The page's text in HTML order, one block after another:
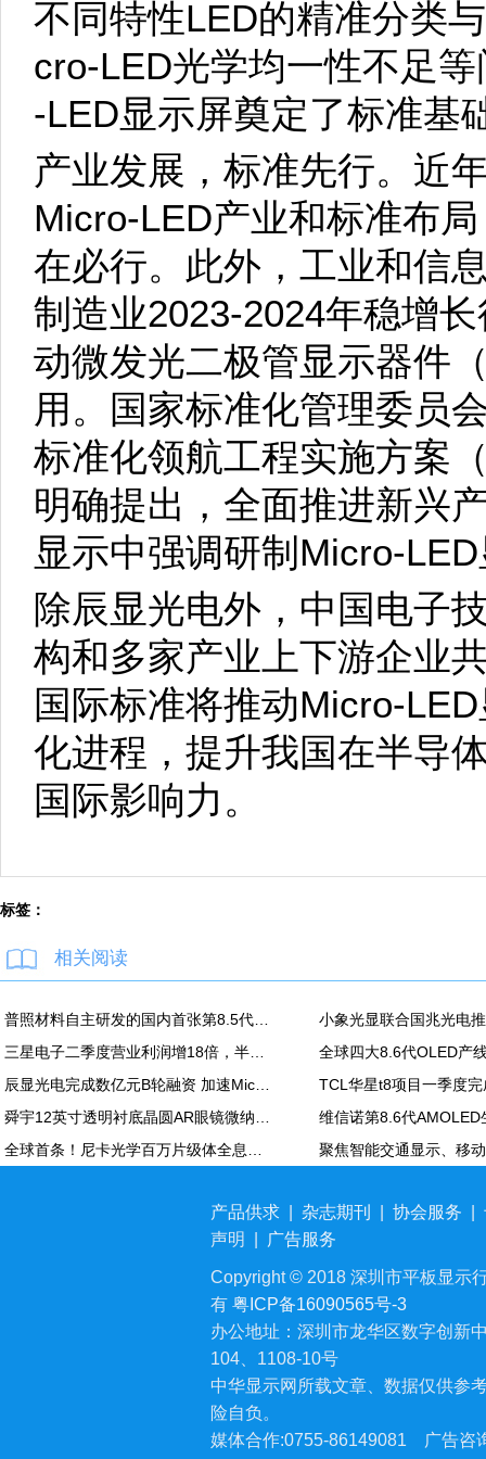
不同特性LED的精准分类
cro-LED光学均一性不足
-LED显示屏奠定了标准基
产业发展，标准先行。近
Micro-LED产业和标准布
在必行。此外，工业和信
制造业2023-2024年稳增
动微发光二极管显示器件
用。国家标准化管理委员
标准化领航工程实施方案
明确提出，全面推进新兴
显示中强调研制Micro-
除辰显光电外，中国电子
构和多家产业上下游企业
国际标准将推动Micro-
化进程，提升我国在半导
国际影响力。
标签：
相关阅读
全球四大8.6代OLED产
TCL华星t8项目一季度
产品供求 杂志期刊 协会服务
声明
广告服务
Copyright © 2018 深圳市平板显示
有 粤ICP备16090565号-3
办公地址：深圳市龙华区数字创新
104、1108-10号
中华显示网所载文章、数据仅供参
险自负。
媒体合作:0755-86149081
广告咨